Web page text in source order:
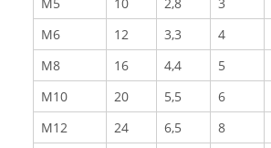
M6
12 3,3 4
M8
16 4,4 5
M10
20 5,5 6
M12
24 6,5 8